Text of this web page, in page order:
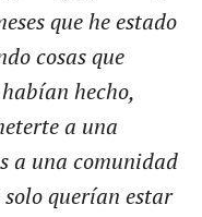
que he estado
cosas que
hecho,
a una
a una comunidad
querían estar